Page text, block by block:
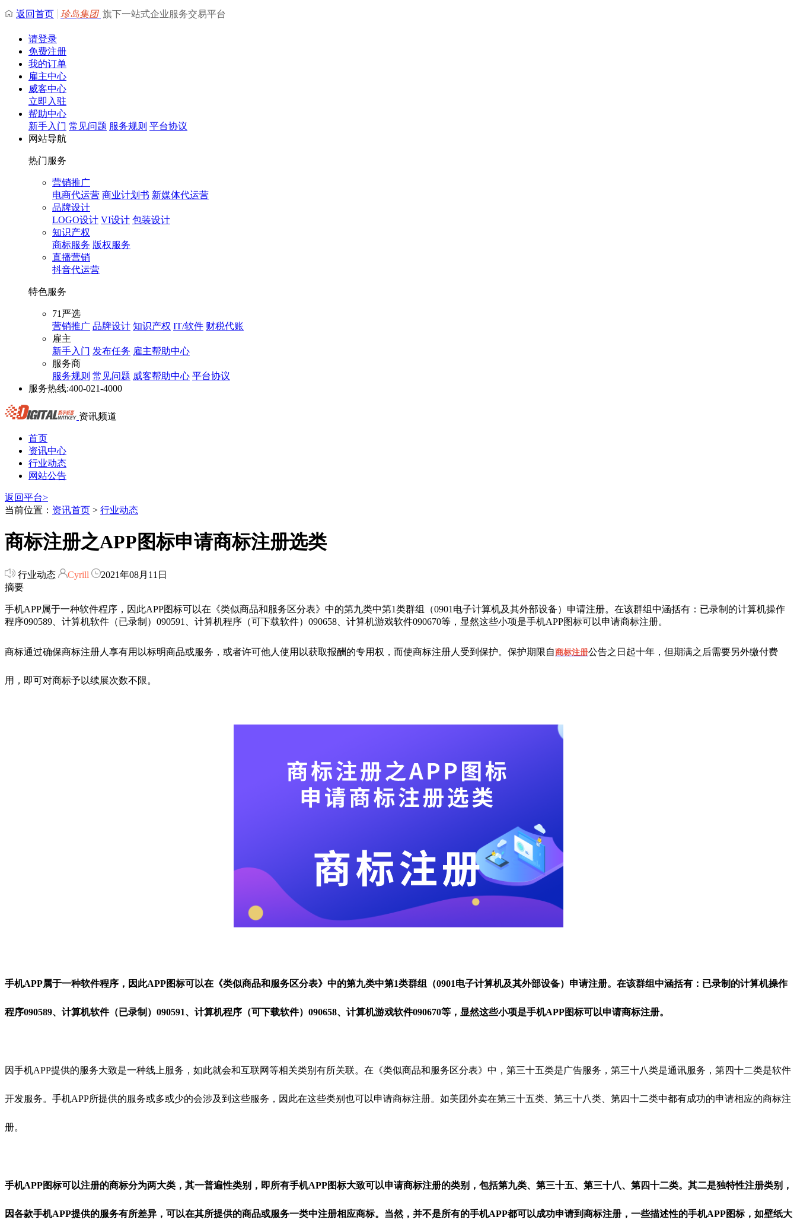
返回首页 珍岛集团 旗下一站式企业服务交易平台
请登录
免费注册
我的订单
雇主中心
威客中心
立即入驻
帮助中心
新手入门 常见问题 服务规则 平台协议
网站导航
热门服务
营销推广
电商代运营 商业计划书 新媒体代运营
品牌设计
LOGO设计 VI设计 包装设计
知识产权
商标服务 版权服务
直播营销
抖音代运营
特色服务
71严选
营销推广 品牌设计 知识产权 IT/软件 财税代账
雇主
新手入门 发布任务 雇主帮助中心
服务商
服务规则 常见问题 威客帮助中心 平台协议
服务热线:400-021-4000
资讯频道
首页
资讯中心
行业动态
网站公告
返回平台>
当前位置： 资讯首页 > 行业动态
商标注册之APP图标申请商标注册选类
行业动态 Cyrill
2021年08月11日
摘要
手机APP属于一种软件程序，因此APP图标可以在《类似商品和服务区分表》中的第九类中第1类群组（0901电子计算机及其外部设备）申请注册。在该群组中涵括有：已录制的计算机操作
程序090589、计算机软件（已录制）090591、计算机程序（可下载软件）090658、计算机游戏软件090670等，显然这些小项是手机APP图标可以申请商标注册。
商标通过确保商标注册人享有用以标明商品或服务，或者许可他人使用以获取报酬的专用权，而使商标注册人受到保护。保护期限自商标注册公告之日起十年，但期满之后需要另外缴付费
用，即可对商标予以续展次数不限。
手机APP属于一种软件程序，因此APP图标可以在《类似商品和服务区分表》中的第九类中第1类群组（0901电子计算机及其外部设备）申请注册。在该群组中涵括有：已录制的计算机操作
程序090589、计算机软件（已录制）090591、计算机程序（可下载软件）090658、计算机游戏软件090670等，显然这些小项是手机APP图标可以申请商标注册。
因手机APP提供的服务大致是一种线上服务，如此就会和互联网等相关类别有所关联。在《类似商品和服务区分表》中，第三十五类是广告服务，第三十八类是通讯服务，第四十二类是软件
开发服务。手机APP所提供的服务或多或少的会涉及到这些服务，因此在这些类别也可以申请商标注册。如美团外卖在第三十五类、第三十八类、第四十二类中都有成功的申请相应的商标注
册。
手机APP图标可以注册的商标分为两大类，其一普遍性类别，即所有手机APP图标大致可以申请商标注册的类别，包括第九类、第三十五、第三十八、第四十二类。其二是独特性注册类别，
因各款手机APP提供的服务有所差异，可以在其所提供的商品或服务一类中注册相应商标。当然，并不是所有的手机APP都可以成功申请到商标注册，一些描述性的手机APP图标，如壁纸大